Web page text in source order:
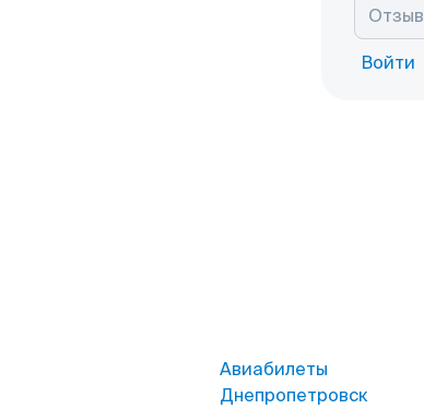
Войти
Авиабилеты
Днепропетровск